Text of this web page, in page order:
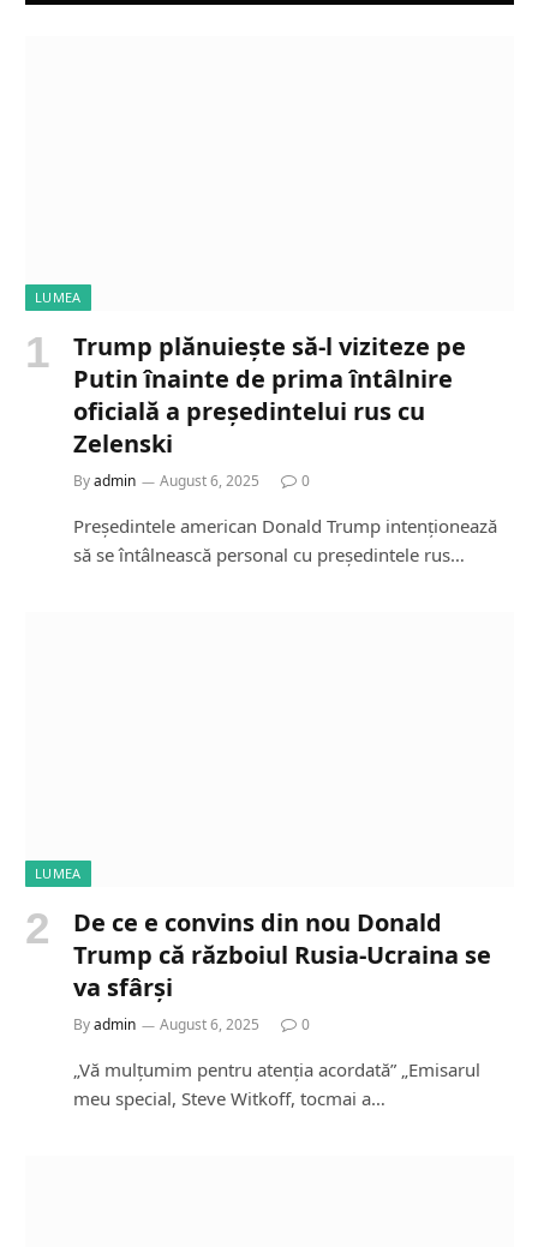
LUMEA
Trump plănuiește să-l viziteze pe
Putin înainte de prima întâlnire
oficială a președintelui rus cu
Zelenski
Byadmin August 6, 2025 0
Președintele american Donald Trump intenționează
să se întâlnească personal cu președintele rus…
LUMEA
De ce e convins din nou Donald
Trump că războiul Rusia-Ucraina se
va sfârși
Byadmin August 6, 2025 0
„Vă mulțumim pentru atenția acordată” „Emisarul
meu special, Steve Witkoff, tocmai a…